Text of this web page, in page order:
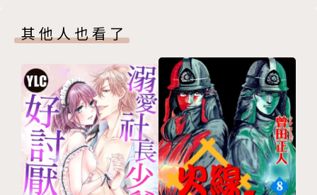
其他人也看了